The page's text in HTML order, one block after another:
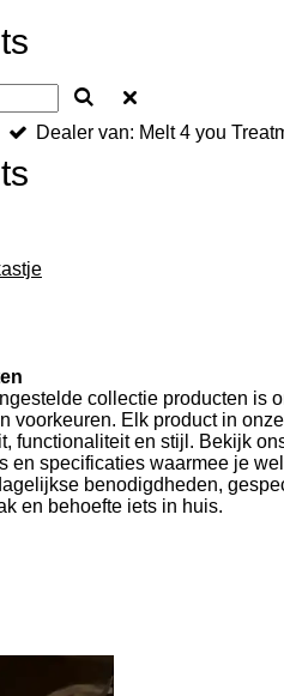
Dealer van: Melt 4 you
collectie producten is
voorkeuren. Elk product in
functionaliteit en stijl. Bekijk
en specificaties waarmee je
benodigdheden,
en behoefte iets in huis.